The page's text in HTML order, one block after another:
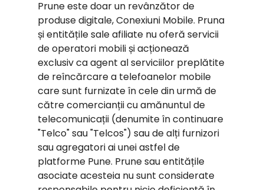
Prune este doar un revânzător de
produse digitale, Conexiuni Mobile. Pruna
și entitățile sale afiliate nu oferă servicii
de operatori mobili și acționează
exclusiv ca agent al serviciilor preplătite
de reîncărcare a telefoanelor mobile
care sunt furnizate în cele din urmă de
către comercianții cu amănuntul de
telecomunicații (denumite în continuare
"Telco" sau "Telcos") sau de alți furnizori
sau agregatori ai unei astfel de
platforme Pune. Prune sau entitățile
asociate acesteia nu sunt considerate